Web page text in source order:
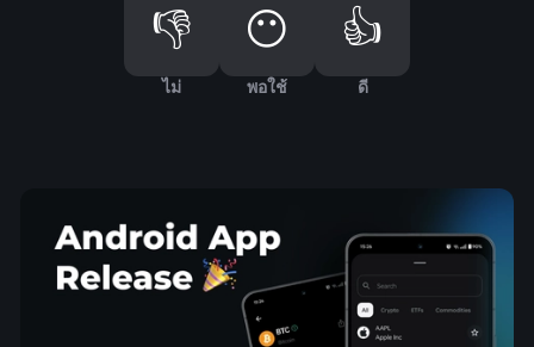
👎
ไม่
😶
พอใช้
👍
ดี